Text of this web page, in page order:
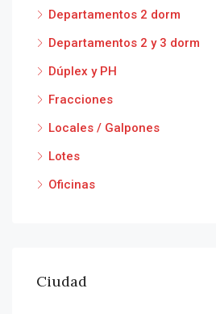
Departamentos 2 dorm
Departamentos 2 y 3 dorm
Dúplex y PH
Fracciones
Locales / Galpones
Lotes
Oficinas
Ciudad